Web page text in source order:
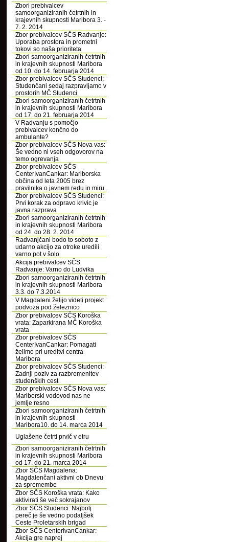
Zbori prebivalcev
samoorganiziranih četrtnih in
krajevnih skupnosti Maribora 3. -
7. 2. 2014
Zbor prebivalcev SČS Radvanje:
Uporaba prostora in prometni
tokovi so naša prioriteta
Zbori samoorganiziranih četrtnih
in krajevnih skupnosti Maribora
od 10. do 14. februarja 2014
Zbor prebivalcev SČS Studenci:
Studenčani sedaj razpravljamo v
prostorih MČ Studenci
Zbori samoorganiziranih četrtnih
in krajevnih skupnosti Maribora
od 17. do 21. februarja 2014
V Radvanju s pomočjo
prebivalcev končno do
ambulante?
Zbor prebivalcev SČS Nova vas:
Še vedno ni vseh odgovorov na
temo ogrevanja
Zbor prebivalcev SČS
CenterIvanCankar: Mariborska
občina od leta 2005 brez
pravilnika o javnem redu in miru
Zbor prebivalcev SČS Studenci:
Prvi korak za odpravo krivic je
javna razprava
Zbori samoorganiziranih četrtnih
in krajevnih skupnosti Maribora
od 24. do 28. 2. 2014
Radvanjčani bodo to soboto z
udarno akcijo za otroke uredili
varno pot v šolo
Akcija prebivalcev SČS
Radvanje: Varno do Ludvika
Zbori samoorganiziranih četrtnih
in krajevnih skupnosti Maribora
3.3. do 7.3.2014
V Magdaleni želijo videti projekt
podvoza pod železnico
Zbor prebivalcev SČS Koroška
vrata: Zaparkirana MČ Koroška
vrata
Zbor prebivalcev SČS
CenterIvanCankar: Pomagati
želimo pri ureditvi centra
Maribora
Zbor prebivalcev SČS Studenci:
Zadnji poziv za razbremenitev
studenških cest
Zbor prebivalcev SČS Nova vas:
Mariborski vodovod nas ne
jemlje resno
Zbori samoorganiziranih četrtnih
in krajevnih skupnosti
Maribora10. do 14. marca 2014
Uglašene četrti prvič v etru
Zbori samoorganiziranih četrtnih
in krajevnih skupnosti Maribora
od 17. do 21. marca 2014
Zbor SČS Magdalena:
Magdalenčani aktivni ob Dnevu
za spremembe
Zbor SČS Koroška vrata: Kako
aktivirati še več sokrajanov
Zbor SČS Studenci: Najbolj
pereč je še vedno podaljšek
Ceste Proletarskih brigad
Zbor SČS CenterIvanCankar:
Akcija gre naprej